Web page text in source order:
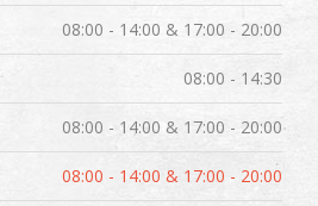
08:00 - 14:00 & 17:00 - 20:00
08:00 - 14:30
08:00 - 14:00 & 17:00 - 20:00
08:00 - 14:00 & 17:00 - 20:00